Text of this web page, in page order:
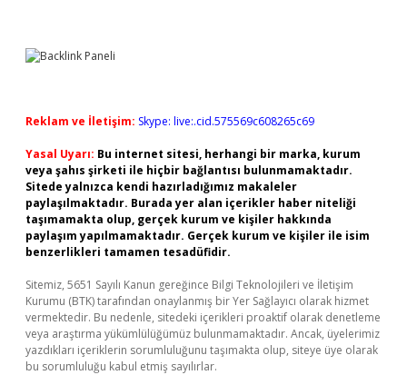
Reklam ve İletişim: Skype: live:.cid.575569c608265c69
Yasal Uyarı: Bu internet sitesi, herhangi bir marka, kurum
veya şahıs şirketi ile hiçbir bağlantısı bulunmamaktadır.
Sitede yalnızca kendi hazırladığımız makaleler
paylaşılmaktadır. Burada yer alan içerikler haber niteliği
taşımamakta olup, gerçek kurum ve kişiler hakkında
paylaşım yapılmamaktadır. Gerçek kurum ve kişiler ile isim
benzerlikleri tamamen tesadüfidir.
Sitemiz, 5651 Sayılı Kanun gereğince Bilgi Teknolojileri ve İletişim
Kurumu (BTK) tarafından onaylanmış bir Yer Sağlayıcı olarak hizmet
vermektedir. Bu nedenle, sitedeki içerikleri proaktif olarak denetleme
veya araştırma yükümlülüğümüz bulunmamaktadır. Ancak, üyelerimiz
yazdıkları içeriklerin sorumluluğunu taşımakta olup, siteye üye olarak
bu sorumluluğu kabul etmiş sayılırlar.